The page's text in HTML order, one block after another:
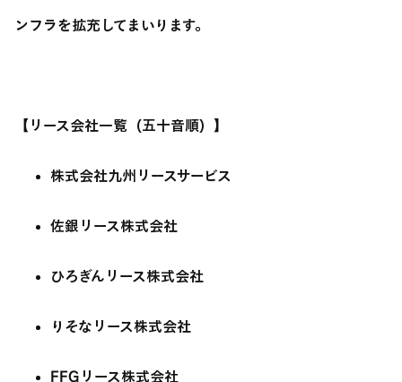
ンフラを拡充してまいります。
【リース会社一覧（五十音順）】
株式会社九州リースサービス
佐銀リース株式会社
ひろぎんリース株式会社
りそなリース株式会社
FFGリース株式会社